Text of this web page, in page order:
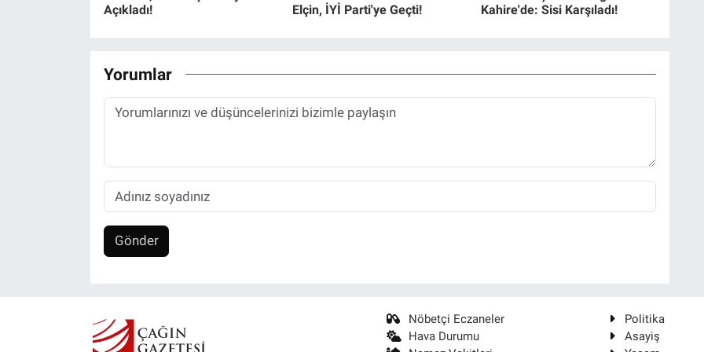
Açıkladı!
Elçin, İYİ Parti'ye Geçti!
Kahire'de: Sisi Karşıladı!
Yorumlar
Gönder
Nöbetçi Eczaneler
Hava Durumu
Politika
Asayiş